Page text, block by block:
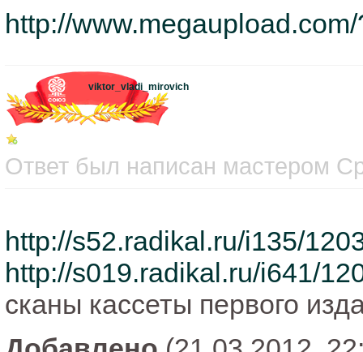
http://
viktor_vladi_mirovich
Ответ был написан мастером
http://s52.radikal.ru/i135/
http://s019.radikal.ru/i641/
сканы кассеты первого